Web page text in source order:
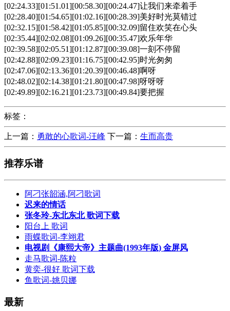
[02:24.33][01:51.01][00:58.30][00:24.47]让我们来牵着手
[02:28.40][01:54.65][01:02.16][00:28.39]美好时光莫错过
[02:32.15][01:58.42][01:05.85][00:32.09]留住欢笑在心头
[02:35.44][02:02.08][01:09.26][00:35.47]欢乐年华
[02:39.58][02:05.51][01:12.87][00:39.08]一刻不停留
[02:42.88][02:09.23][01:16.75][00:42.95]时光匆匆
[02:47.06][02:13.36][01:20.39][00:46.48]啊呀
[02:48.02][02:14.38][01:21.80][00:47.98]呀呀呀
[02:49.89][02:16.21][01:23.73][00:49.84]要把握
标签：
上一篇： 勇敢的心歌词-汪峰 下一篇： 生而高贵
推荐乐谱
阿刁张韶涵,阿刁歌词
迟来的情话
张冬玲-东北东北 歌词下载
阳台上 歌词
雨蝶歌词-李翊君
电视剧《康熙大帝》主题曲(1993年版) 金屏风
走马歌词-陈粒
黄奕-很好 歌词下载
鱼歌词-姚贝娜
最新